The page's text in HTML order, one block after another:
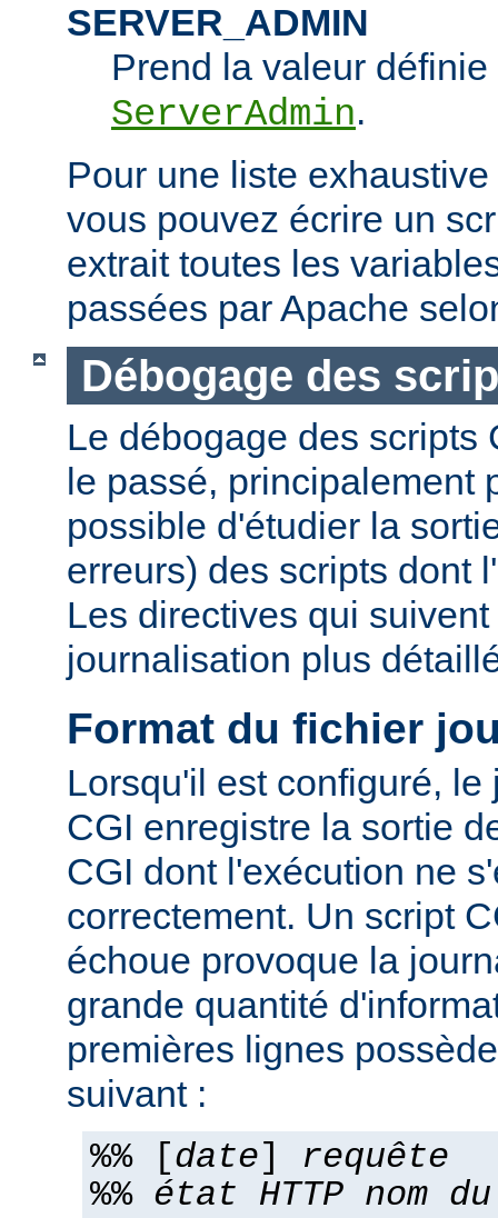
SERVER_ADMIN
Prend la valeur
ServerAdmin.
Pour une liste
vous pouvez écrire un
extrait toutes les
passées par Apache
Débogage des
Le débogage des scripts
le passé, principalement
possible d'étudier la
erreurs) des scripts dont
Les directives qui
journalisation plus
Format du fichier
Lorsqu'il est configuré,
CGI enregistre la sortie
CGI dont l'exécution ne
correctement. Un script
échoue provoque la
grande quantité
premières lignes
suivant :
%% [date] requête
%% état HTTP nom